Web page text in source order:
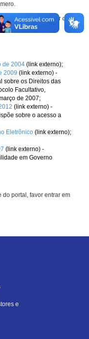
que explicam melhor o
nos sites da
de 2004 (link externo);
2009 (link externo) -
sobre os Direitos das
Facultativo,
de 2007;
(link externo) -
sobre o acesso a
Eletrônico (link externo);
(link externo) -
em Governo
do portal, favor entrar em
e